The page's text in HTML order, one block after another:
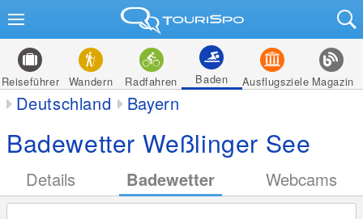
Reiseführer Wandern Radfahren Baden Ausflugsziele Magazin
Deutschland Bayern
Badewetter Weßlinger See
Details Badewetter Webcams